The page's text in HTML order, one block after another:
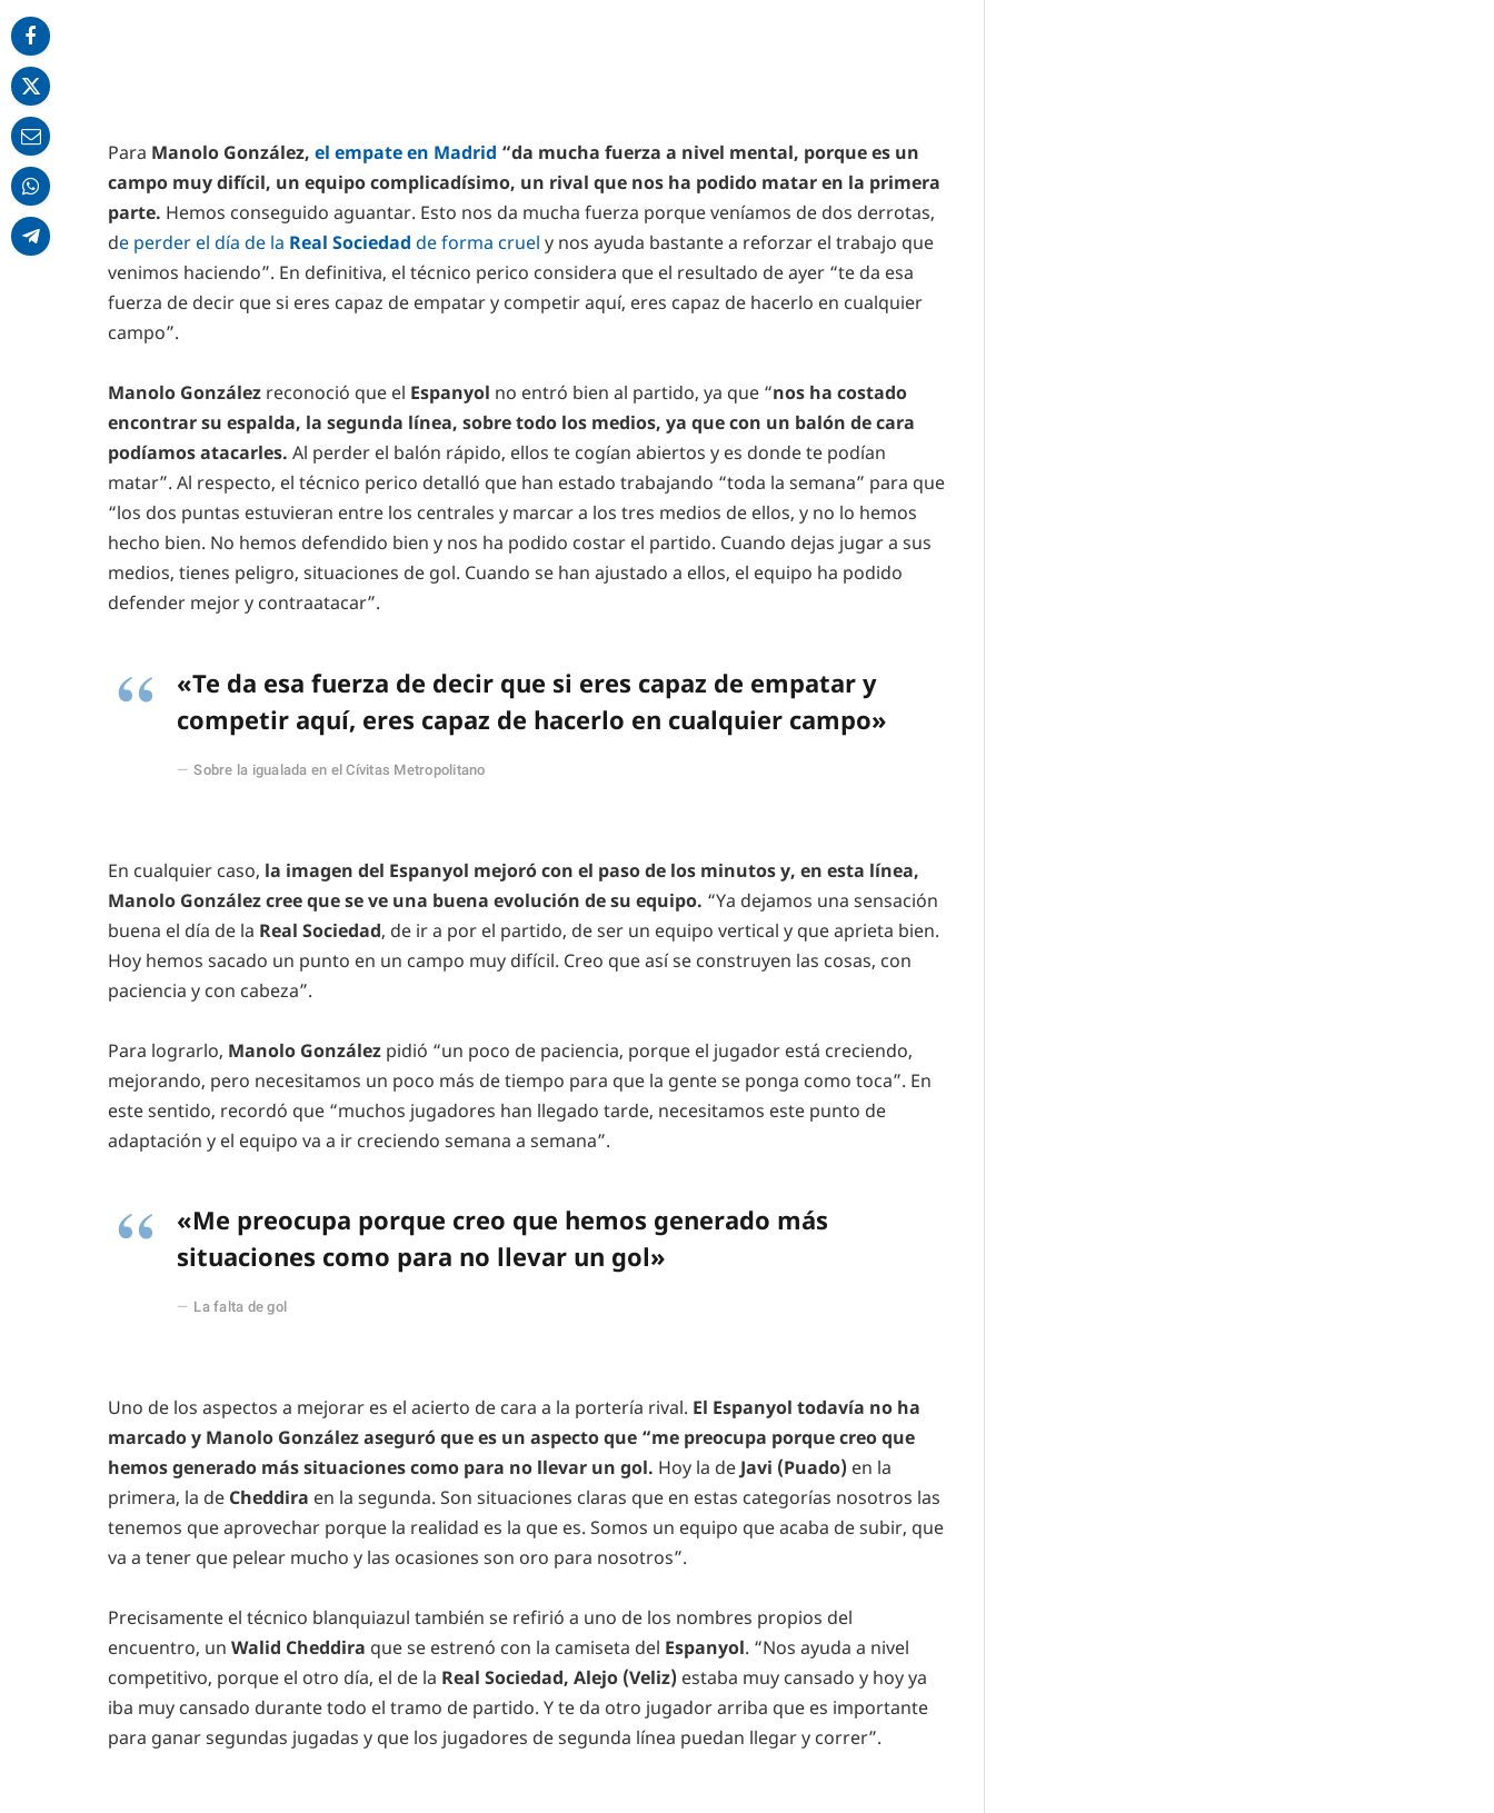
Para Manolo González, el empate en Madrid “da mucha fuerza a nivel mental, porque es un
campo muy difícil, un equipo complicadísimo, un rival que nos ha podido matar en la primera
parte. Hemos conseguido aguantar. Esto nos da mucha fuerza porque veníamos de dos derrotas,
de perder el día de la Real Sociedad de forma cruel y nos ayuda bastante a reforzar el trabajo que
venimos haciendo”. En definitiva, el técnico perico considera que el resultado de ayer “te da esa
fuerza de decir que si eres capaz de empatar y competir aquí, eres capaz de hacerlo en cualquier
campo”.
Manolo González reconoció que el Espanyol no entró bien al partido, ya que “nos ha costado
encontrar su espalda, la segunda línea, sobre todo los medios, ya que con un balón de cara
podíamos atacarles. Al perder el balón rápido, ellos te cogían abiertos y es donde te podían
matar”. Al respecto, el técnico perico detalló que han estado trabajando “toda la semana” para que
“los dos puntas estuvieran entre los centrales y marcar a los tres medios de ellos, y no lo hemos
hecho bien. No hemos defendido bien y nos ha podido costar el partido. Cuando dejas jugar a sus
medios, tienes peligro, situaciones de gol. Cuando se han ajustado a ellos, el equipo ha podido
defender mejor y contraatacar”.
«Te da esa fuerza de decir que si eres capaz de empatar y
competir aquí, eres capaz de hacerlo en cualquier campo»
Sobre la igualada en el Cívitas Metropolitano
En cualquier caso, la imagen del Espanyol mejoró con el paso de los minutos y, en esta línea,
Manolo González cree que se ve una buena evolución de su equipo. “Ya dejamos una sensación
buena el día de la Real Sociedad, de ir a por el partido, de ser un equipo vertical y que aprieta bien.
Hoy hemos sacado un punto en un campo muy difícil. Creo que así se construyen las cosas, con
paciencia y con cabeza”.
Para lograrlo, Manolo González pidió “un poco de paciencia, porque el jugador está creciendo,
mejorando, pero necesitamos un poco más de tiempo para que la gente se ponga como toca”. En
este sentido, recordó que “muchos jugadores han llegado tarde, necesitamos este punto de
adaptación y el equipo va a ir creciendo semana a semana”.
«Me preocupa porque creo que hemos generado más
situaciones como para no llevar un gol»
La falta de gol
Uno de los aspectos a mejorar es el acierto de cara a la portería rival. El Espanyol todavía no ha
marcado y Manolo González aseguró que es un aspecto que “me preocupa porque creo que
hemos generado más situaciones como para no llevar un gol. Hoy la de Javi (Puado) en la
primera, la de Cheddira en la segunda. Son situaciones claras que en estas categorías nosotros las
tenemos que aprovechar porque la realidad es la que es. Somos un equipo que acaba de subir, que
va a tener que pelear mucho y las ocasiones son oro para nosotros”.
Precisamente el técnico blanquiazul también se refirió a uno de los nombres propios del
encuentro, un Walid Cheddira que se estrenó con la camiseta del Espanyol. “Nos ayuda a nivel
competitivo, porque el otro día, el de la Real Sociedad, Alejo (Veliz) estaba muy cansado y hoy ya
iba muy cansado durante todo el tramo de partido. Y te da otro jugador arriba que es importante
para ganar segundas jugadas y que los jugadores de segunda línea puedan llegar y correr”.